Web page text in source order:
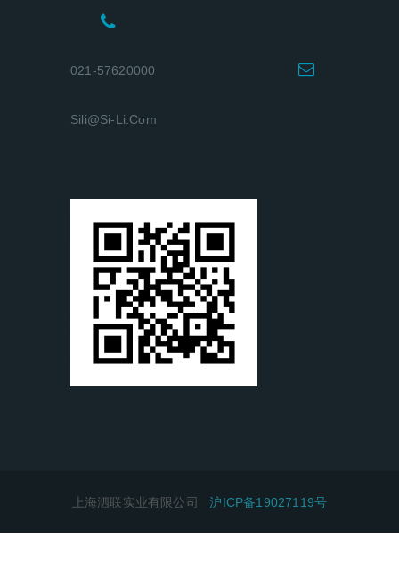
021-57620000
Sili@si-Li.com
上海泗联实业有限公司沪ICP备19027119号